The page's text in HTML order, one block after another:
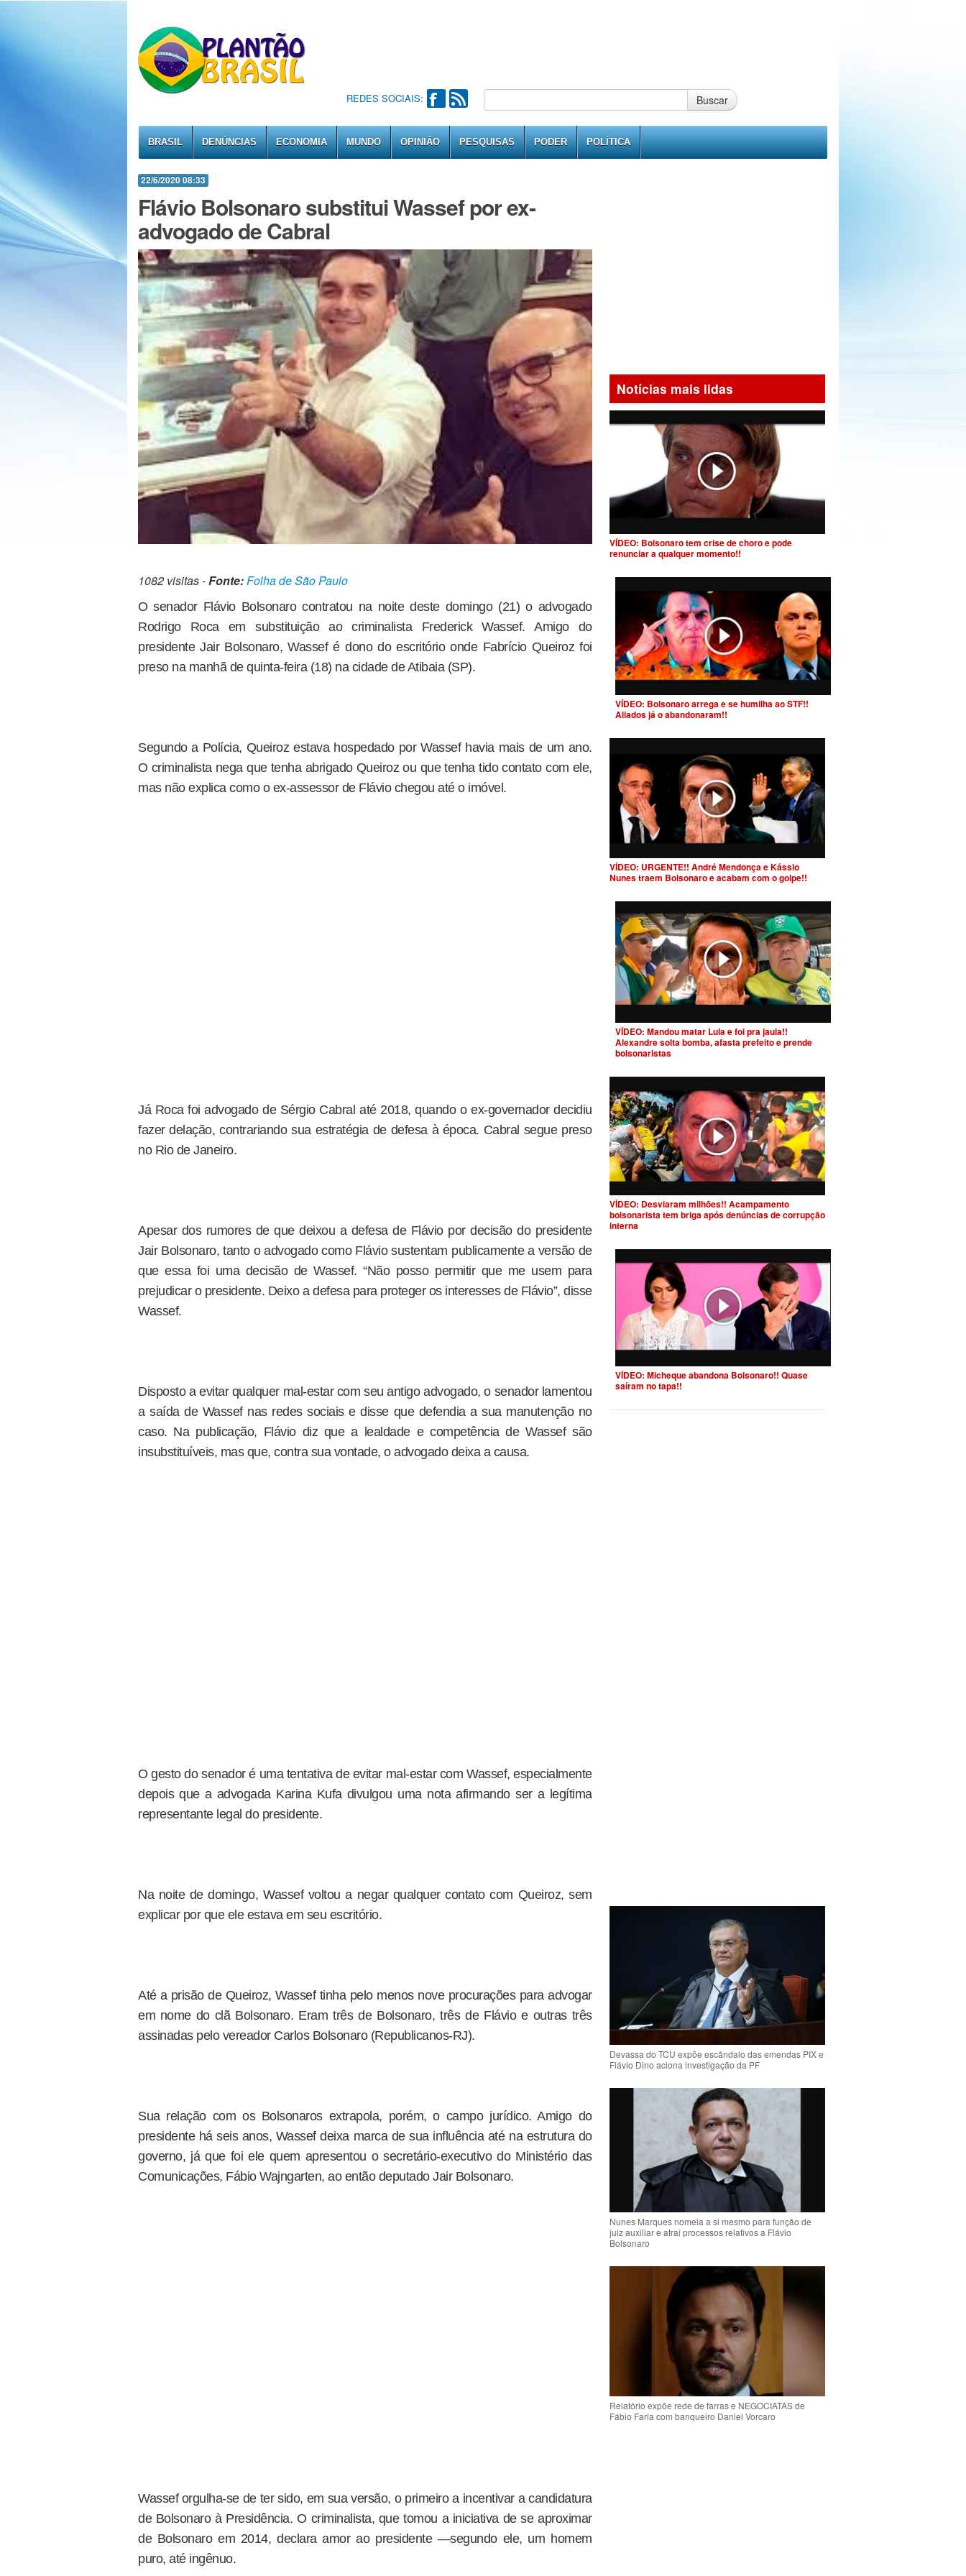
REDES SOCIAIS: Buscar
BRASIL DENÚNCIAS ECONOMIA MUNDO OPINIÃO PESQUISAS PODER POLÍTICA
22/6/2020 08:33
Flávio Bolsonaro substitui Wassef por ex-
advogado de Cabral
1082 visitas -Fonte:Folha de São Paulo
O senador Flávio Bolsonaro contratou na noite deste domingo (21) o advogado
Rodrigo Roca em substituição ao criminalista Frederick Wassef. Amigo do
presidente Jair Bolsonaro, Wassef é dono do escritório onde Fabrício Queiroz foi
preso na manhã de quinta-feira (18) na cidade de Atibaia (SP).
Segundo a Polícia, Queiroz estava hospedado por Wassef havia mais de um ano.
O criminalista nega que tenha abrigado Queiroz ou que tenha tido contato com ele,
mas não explica como o ex-assessor de Flávio chegou até o imóvel.
Já Roca foi advogado de Sérgio Cabral até 2018, quando o ex-governador decidiu
fazer delação, contrariando sua estratégia de defesa à época. Cabral segue preso
no Rio de Janeiro.
Apesar dos rumores de que deixou a defesa de Flávio por decisão do presidente
Jair Bolsonaro, tanto o advogado como Flávio sustentam publicamente a versão de
que essa foi uma decisão de Wassef. “Não posso permitir que me usem para
prejudicar o presidente. Deixo a defesa para proteger os interesses de Flávio”, disse
Wassef.
Disposto a evitar qualquer mal-estar com seu antigo advogado, o senador lamentou
a saída de Wassef nas redes sociais e disse que defendia a sua manutenção no
caso. Na publicação, Flávio diz que a lealdade e competência de Wassef são
insubstituíveis, mas que, contra sua vontade, o advogado deixa a causa.
O gesto do senador é uma tentativa de evitar mal-estar com Wassef, especialmente
depois que a advogada Karina Kufa divulgou uma nota afirmando ser a legítima
representante legal do presidente.
Na noite de domingo, Wassef voltou a negar qualquer contato com Queiroz, sem
explicar por que ele estava em seu escritório.
Até a prisão de Queiroz, Wassef tinha pelo menos nove procurações para advogar
em nome do clã Bolsonaro. Eram três de Bolsonaro, três de Flávio e outras três
assinadas pelo vereador Carlos Bolsonaro (Republicanos-RJ).
Sua relação com os Bolsonaros extrapola, porém, o campo jurídico. Amigo do
presidente há seis anos, Wassef deixa marca de sua influência até na estrutura do
governo, já que foi ele quem apresentou o secretário-executivo do Ministério das
Comunicações, Fábio Wajngarten, ao então deputado Jair Bolsonaro.
Wassef orgulha-se de ter sido, em sua versão, o primeiro a incentivar a candidatura
de Bolsonaro à Presidência. O criminalista, que tomou a iniciativa de se aproximar
de Bolsonaro em 2014, declara amor ao presidente —segundo ele, um homem
puro, até ingênuo.
Notícias mais lidas
VÍDEO: Bolsonaro tem crise de choro e pode
renunciar a qualquer momento!!
VÍDEO: Bolsonaro arrega e se humilha ao STF!!
Aliados já o abandonaram!!
VÍDEO: URGENTE!! André Mendonça e Kássio
Nunes traem Bolsonaro e acabam com o golpe!!
VÍDEO: Mandou matar Lula e foi pra jaula!!
Alexandre solta bomba, afasta prefeito e prende
bolsonaristas
VÍDEO: Desviaram milhões!! Acampamento
bolsonarista tem briga após denúncias de corrupção
interna
VÍDEO: Micheque abandona Bolsonaro!! Quase
saíram no tapa!!
Devassa do TCU expõe escândalo das emendas PIX e
Flávio Dino aciona investigação da PF
Nunes Marques nomeia a si mesmo para função de
juiz auxiliar e atrai processos relativos a Flávio
Bolsonaro
Relatório expõe rede de farras e NEGOCIATAS de
Fábio Faria com banqueiro Daniel Vorcaro